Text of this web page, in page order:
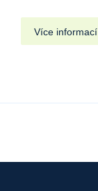
Více informací